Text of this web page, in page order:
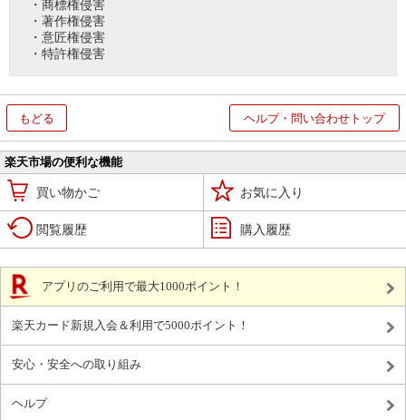
・商標権侵害
・著作権侵害
・意匠権侵害
・特許権侵害
もどる ヘルプ・問い合わせトップ
楽天市場の便利な機能
買い物かご お気に入り
閲覧履歴 購入履歴
アプリのご利用で最大1000ポイント！
楽天カード新規入会＆利用で5000ポイント！
安心・安全への取り組み
ヘルプ